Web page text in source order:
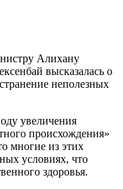
Алихану
высказалась о
неполезных
увеличения
происхождения»
многие из этих
условиях, что
здоровья.